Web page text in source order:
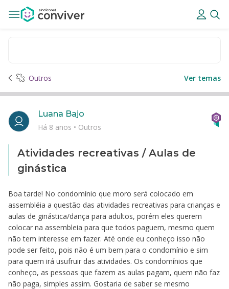
Outros Ver temas
Atividades recreativas / Aulas de
ginástica
Boa tarde! No condomínio que moro será colocado em
assembléia a questão das atividades recreativas para crianças e
aulas de ginástica/dança para adultos, porém eles querem
colocar na assembleia para que todos paguem, mesmo quem
não tem interesse em fazer. Até onde eu conheço isso não
pode ser feito, pois não é um bem para o condomínio e sim
para quem irá usufruir das atividades. Os condomínios que
conheço, as pessoas que fazem as aulas pagam, quem não faz
não paga, simples assim. Gostaria de saber se mesmo
Luana Bajo
Há 8 anos • Outros